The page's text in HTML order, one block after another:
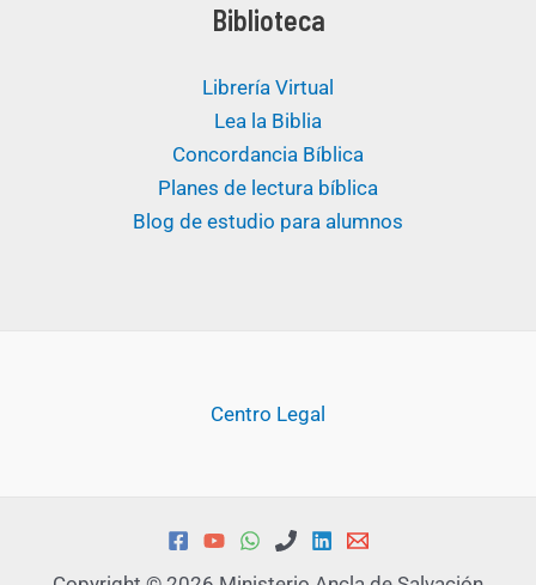
Biblioteca
Librería Virtual
Lea la Biblia
Concordancia Bíblica
Planes de lectura bíblica
Blog de estudio para alumnos
Centro Legal